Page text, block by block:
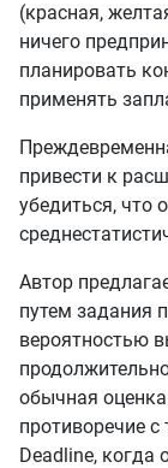
(красная,
ничего
планировать
применять
привести к
убедиться, что
Автор
путем задания
вероятностью
обычная
противоречие
Deadline, когда